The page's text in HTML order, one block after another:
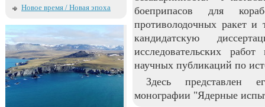
Новое время / Новая эпоха
боеприпасов для
противолодочных ракет
кандидатскую
исследовательских
научных публикаций по
Здесь представлен
монографии "Ядерные